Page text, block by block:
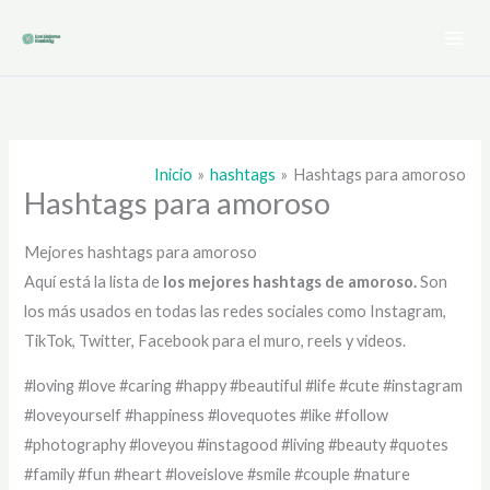
Inicio hashtags Hashtags para amoroso
Hashtags para amoroso
Mejores hashtags para amoroso
Aquí está la lista de los mejores hashtags de amoroso.Son
los más usados en todas las redes sociales como Instagram,
TikTok, Twitter, Facebook para el muro, reels y videos.
#loving #love #caring #happy #beautiful #life #cute #instagram
#loveyourself #happiness #lovequotes #like #follow
#photography #loveyou #instagood #living #beauty #quotes
#family #fun #heart #loveislove #smile #couple #nature